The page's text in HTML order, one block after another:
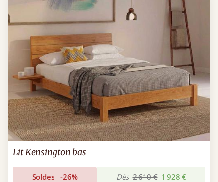
Lit Kensington bas
Soldes -26% Dès 2 610 € 1 928 €